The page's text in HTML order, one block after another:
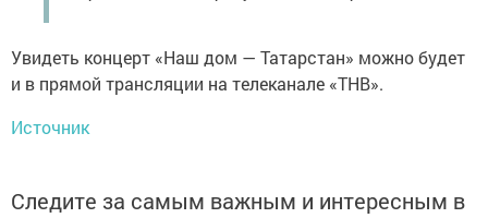
Увидеть концерт «Наш дом — Татарстан» можно будет
и в прямой трансляции на телеканале «ТНВ».
Источник
Следите за самым важным и интересным в